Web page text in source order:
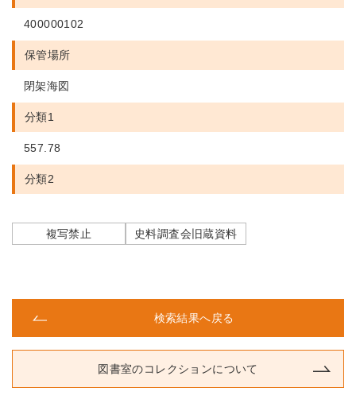
400000102
保管場所
閉架海図
分類1
557.78
分類2
複写禁止 史料調査会旧蔵資料
検索結果へ戻る
図書室のコレクションについて